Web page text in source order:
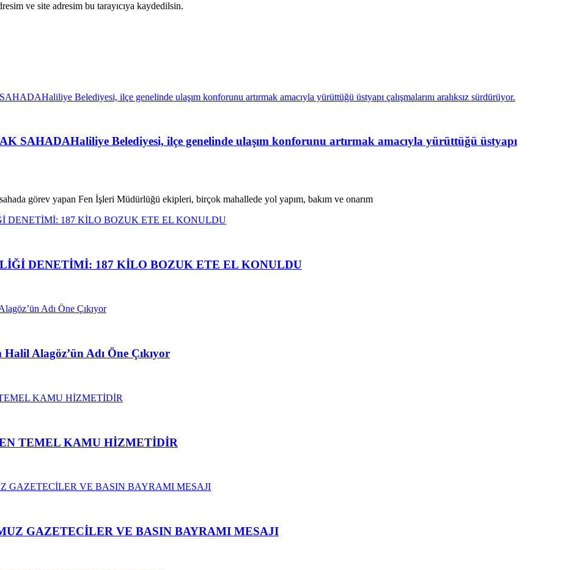
ve site adresim bu tarayıcıya kaydedilsin.
Belediyesi, ilçe genelinde ulaşım konforunu artırmak amacıyla yürüttüğü üstyapı
görev yapan Fen İşleri Müdürlüğü ekipleri, birçok mahallede yol yapım, bakım ve onarım
DENETİMİ: 187 KİLO BOZUK ETE EL KONULDU
Alagöz’ün Adı Öne Çıkıyor
TEMEL KAMU HİZMETİDİR
GAZETECİLER VE BASIN BAYRAMI MESAJI